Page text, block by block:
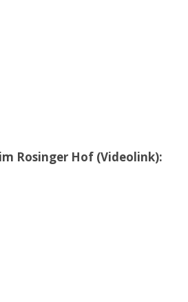
Rosinger Hof (Videolink):